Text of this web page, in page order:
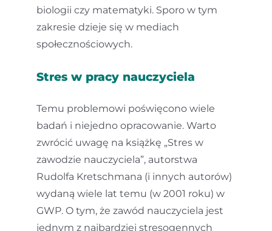
biologii czy matematyki. Sporo w tym
zakresie dzieje się w mediach
społecznościowych.
Stres w pracy nauczyciela
Temu problemowi poświęcono wiele
badań i niejedno opracowanie. Warto
zwrócić uwagę na książkę „Stres w
zawodzie nauczyciela”, autorstwa
Rudolfa Kretschmana (i innych autorów)
wydaną wiele lat temu (w 2001 roku) w
GWP. O tym, że zawód nauczyciela jest
jednym z najbardziej stresogennych